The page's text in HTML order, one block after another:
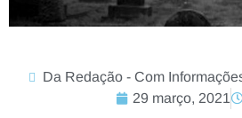
Da Redação - Com
29 março, 2021